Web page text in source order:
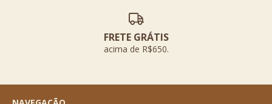
FRETE GRÁTIS
acima de R$650.